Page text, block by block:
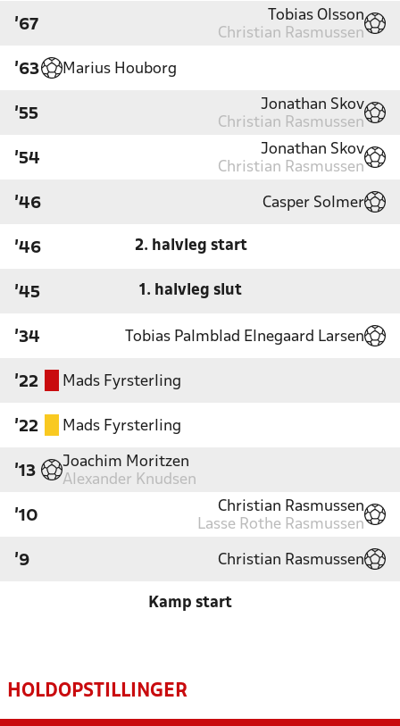
'67
Tobias Olsson
Christian Rasmussen
'63 Marius Houborg
'55
Jonathan Skov
Christian Rasmussen
'54
Jonathan Skov
Christian Rasmussen
'46 Casper Solmer
'46 2. halvleg start
'45 1. halvleg slut
'34 Tobias Palmblad Elnegaard Larsen
'22 Mads Fyrsterling
'22 Mads Fyrsterling
'13
Joachim Moritzen
Alexander Knudsen
'10
Christian Rasmussen
Lasse Rothe Rasmussen
'9 Christian Rasmussen
Kamp start
HOLDOPSTILLINGER